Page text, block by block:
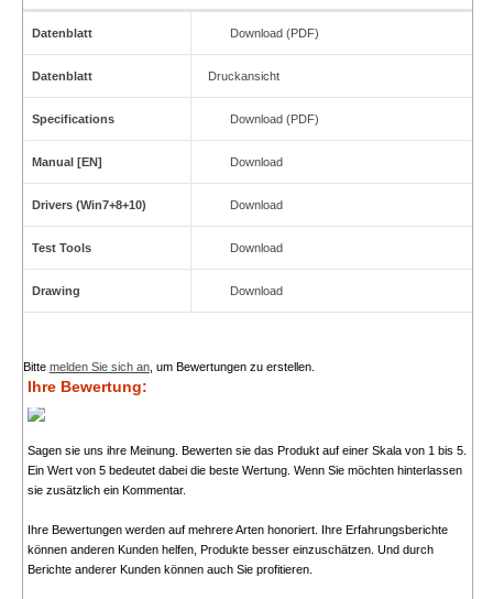
Datenblatt Download (PDF)
Datenblatt Druckansicht
Specifications Download (PDF)
Manual [EN] Download
Drivers (Win7+8+10) Download
Test Tools Download
Drawing Download
Bitte melden Sie sich an, um Bewertungen zu erstellen.
Ihre Bewertung:
Sagen sie uns ihre Meinung. Bewerten sie das Produkt auf einer Skala von 1 bis 5.
Ein Wert von 5 bedeutet dabei die beste Wertung. Wenn Sie möchten hinterlassen
sie zusätzlich ein Kommentar.
Ihre Bewertungen werden auf mehrere Arten honoriert. Ihre Erfahrungsberichte
können anderen Kunden helfen, Produkte besser einzuschätzen. Und durch
Berichte anderer Kunden können auch Sie profitieren.